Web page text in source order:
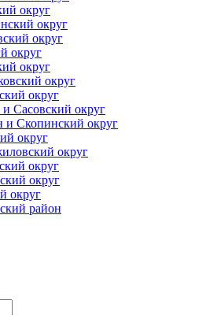
округ
округ
округ
округ
округ
округ
округ
и Сасовский округ
и Скопинский округ
округ
округ
округ
округ
округ
район